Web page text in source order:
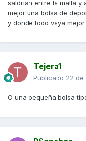
saldrian entre la malla y
mejor una bolsa de
y donde todo vaya
Tejera1
Publicado 22 de
O una pequeña bolsa